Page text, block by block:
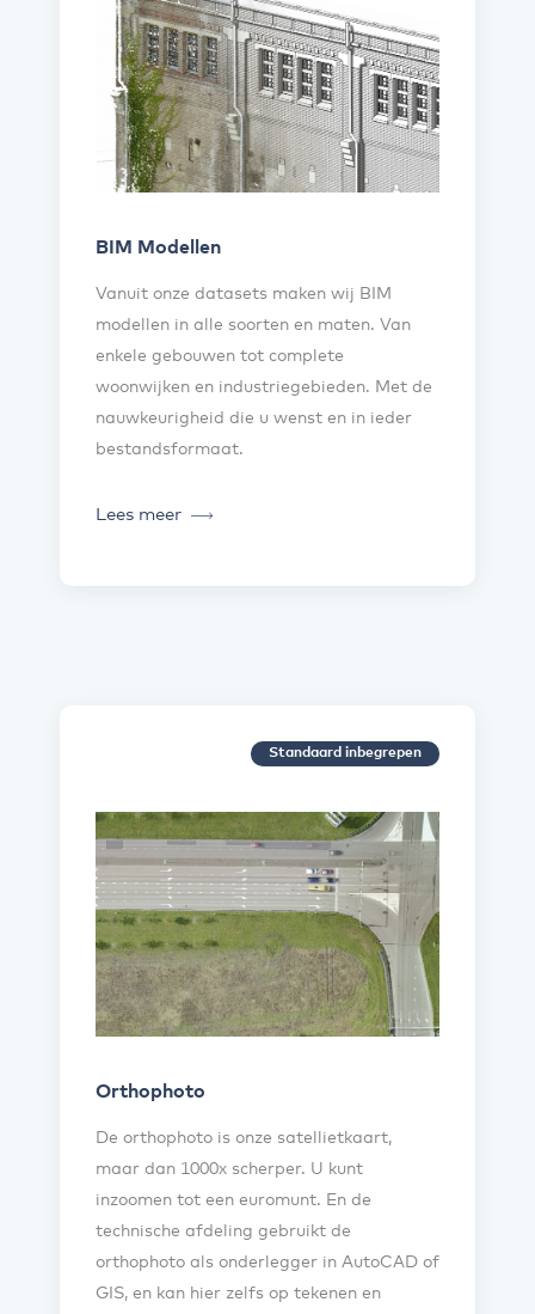
BIM Modellen
Vanuit onze datasets maken wij BIM
modellen in alle soorten en maten. Van
enkele gebouwen tot complete
woonwijken en industriegebieden. Met de
nauwkeurigheid die u wenst en in ieder
bestandsformaat.
Lees meer
Standaard inbegrepen
Orthophoto
De orthophoto is onze satellietkaart,
maar dan 1000x scherper. U kunt
inzoomen tot een euromunt. En de
technische afdeling gebruikt de
orthophoto als onderlegger in AutoCAD of
GIS, en kan hier zelfs op tekenen en